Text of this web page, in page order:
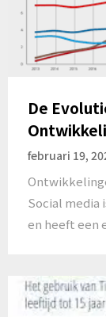
De
februari 19,
Social media
en heeft een